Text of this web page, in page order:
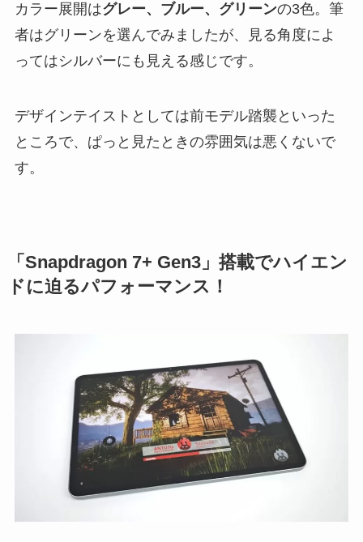
カラー展開はグレー、ブルー、グリーンの3色。筆
者はグリーンを選んでみましたが、見る角度によ
ってはシルバーにも見える感じです。
デザインテイストとしては前モデル踏襲といった
ところで、ぱっと見たときの雰囲気は悪くないで
す。
「Snapdragon 7+ Gen3」搭載でハイエン
ドに迫るパフォーマンス！